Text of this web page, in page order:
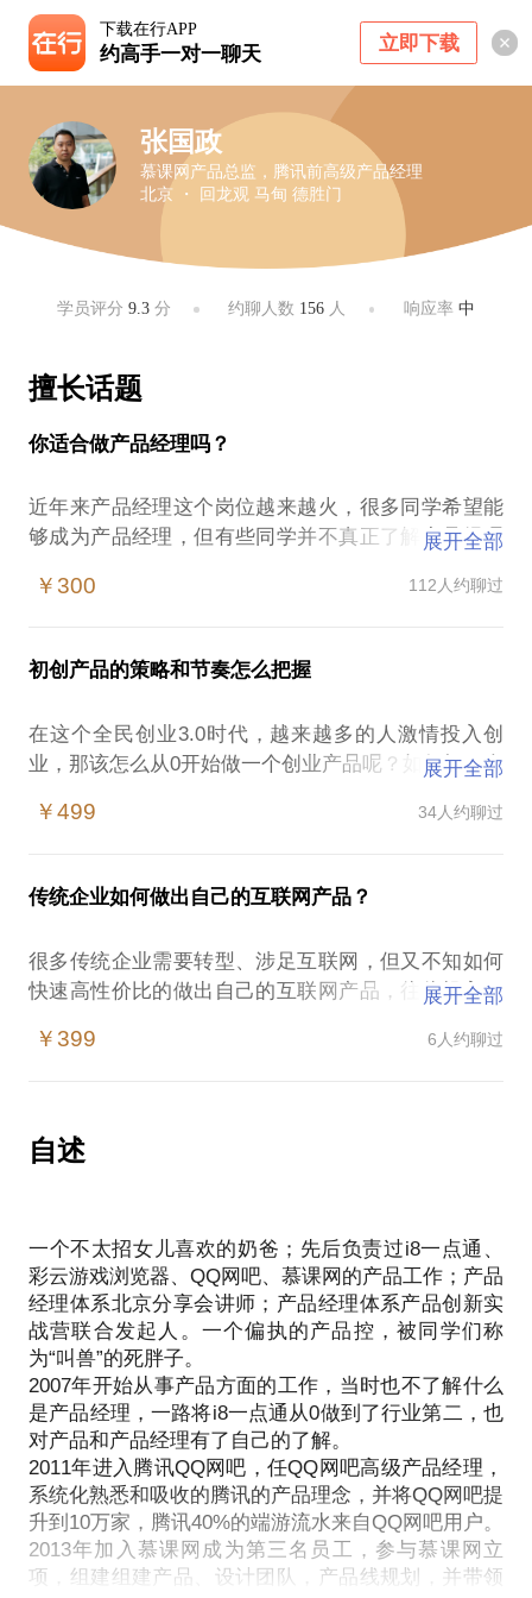
下载在行APP
约高手一对一聊天 立即下载
张国政
慕课网产品总监，腾讯前高级产品经理
北京 ・ 回龙观 马甸 德胜门
学员评分9.3 分 约聊人数 156 人 响应率 中
擅长话题
你适合做产品经理吗？
近年来产品经理这个岗位越来越火，很多同学希望能
够成为产品经理，但有些同学并不真正了解产品经理
门，有些新晋产品同学面对产品问题焦头烂额无从下
本话题适合想从事产品工作的在校学生，和0-3岁的已
经工作但对职业规划迷茫的产品同学。
自己是否适合做产品方面工作；
哪方面的细分产品会更适合你；
引导你找到自己的产品进阶之路，逐渐树立自己的产
展开全部
￥300 112人约聊过
初创产品的策略和节奏怎么把握
在这个全民创业3.0时代，越来越多的人激情投入创
业，那该怎么从0开始做一个创业产品呢？如何把一个
定产品切入点、产品定位？如何制定产品策略和产品
项目和初创产品的产品同学。本话题将从产品立项分
析、产品策略、产品设计规划、产品定位、产品差异
布等方面帮你找到自己的产品定位和切入点，并设计
和开发出可以承载你梦想的创业产品。
展开全部
￥499 34人约聊过
传统企业如何做出自己的互联网产品？
很多传统企业需要转型、涉足互联网，但又不知如何
快速高性价比的做出自己的互联网产品，往往投入了
在这样的情况下，传统企业主、公司负责人容易遭
想要转型涉足互联网不知如何开始；
不知道如何制定互联网产品和业务的规划并落地；
我在互联网及产品领域从业11年，近3年帮助传统企
业成功孵化互联网产品“慕课网”及其他几个正在进行
中的项目，常年为转型互联网的传统企业提供产品顾
问服务
我愿意与你分享的内容包括：
分析您的企业是否需要和如何转型到互联网；
该组建怎样的产品和互联网团队；
如何保障互联网产品能够尽快有效的落地。
PS.在选择与我见面前，请把你的问题更具体化。毕
竟两小时的谈话只能解决一个小问题。请把你的问题
展开全部
￥399 6人约聊过
自述
一个不太招女儿喜欢的奶爸；先后负责过i8一点通、
彩云游戏浏览器、QQ网吧、慕课网的产品工作；产品
经理体系北京分享会讲师；产品经理体系产品创新实
战营联合发起人。一个偏执的产品控，被同学们称
为“叫兽”的死胖子。
2007年开始从事产品方面的工作，当时也不了解什么
是产品经理，一路将i8一点通从0做到了行业第二，也
对产品和产品经理有了自己的了解。
2011年进入腾讯QQ网吧，任QQ网吧高级产品经理，
系统化熟悉和吸收的腾讯的产品理念，并将QQ网吧提
升到10万家，腾讯40%的端游流水来自QQ网吧用户。
2013年加入慕课网成为第三名员工，参与慕课网立
项，组建组建产品、设计团队，产品线规划，并带领